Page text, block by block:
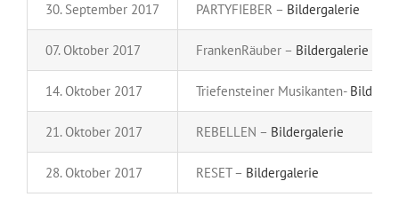
30. September 2017 PARTYFIEBER – Bildergalerie
07. Oktober 2017 FrankenRäuber – Bildergalerie
14. Oktober 2017 Triefensteiner Musikanten-
21. Oktober 2017 REBELLEN – Bildergalerie
28. Oktober 2017 RESET – Bildergalerie